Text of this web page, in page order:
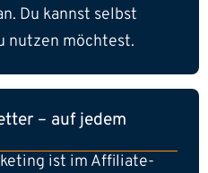
Du kannst selbst
nutzen möchtest.
– auf jedem
ist im Affiliate-